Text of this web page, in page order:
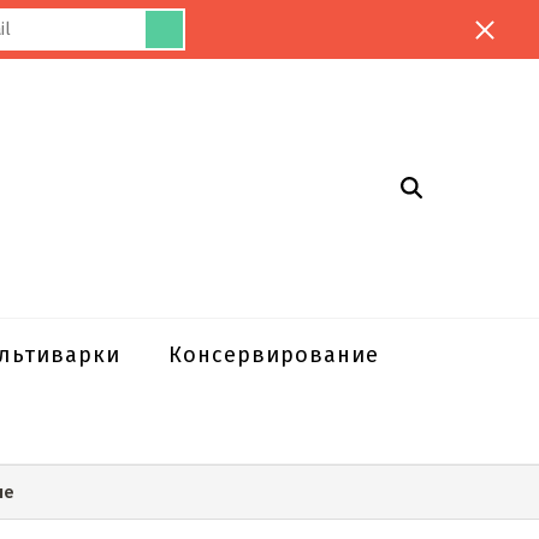
Консервирование